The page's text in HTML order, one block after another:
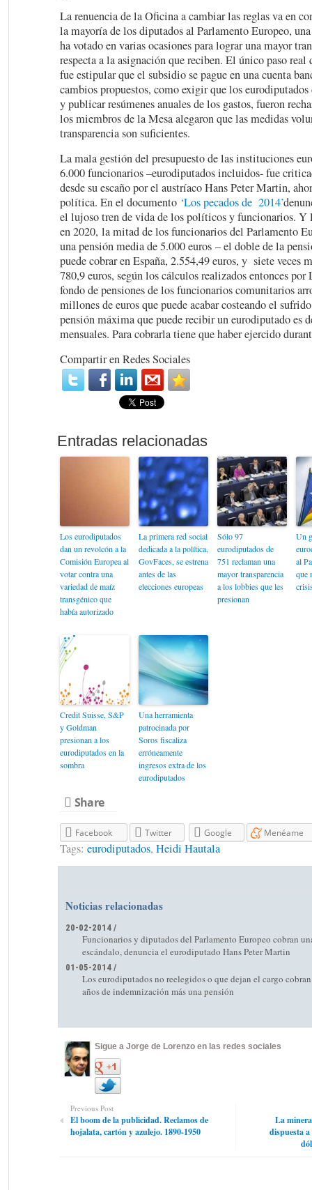
La renuencia de la Oficina a cambiar las reglas va en
la mayoría de los diputados al Parlamento Europeo,
ha votado en varias ocasiones para lograr una mayor
respecta a la asignación que reciben. El único paso
fue estipular que el subsidio se pague en una cuenta
cambios propuestos, como exigir que los eurodiputados
y publicar resúmenes anuales de los gastos, fueron
los miembros de la Mesa alegaron que las medidas
transparencia son suficientes.
La mala gestión del presupuesto de las instituciones
6.000 funcionarios –eurodiputados incluidos- fue
desde su escaño por el austríaco Hans Peter Martin,
política. En el documento ‘Los pecados de 2014’
el lujoso tren de vida de los políticos y funcionarios. Y
en 2020, la mitad de los funcionarios del Parlamento
una pensión media de 5.000 euros – el doble de la
puede cobrar en España, 2.554,49 euros, y siete veces
780,9 euros, según los cálculos realizados entonces
fondo de pensiones de los funcionarios comunitarios
millones de euros que puede acabar costeando el
pensión máxima que puede recibir un eurodiputado es
mensuales. Para cobrarla tiene que haber ejercido
Compartir en Redes Sociales
Los eurodiputados
dan un revolcón a la
Comisión Europea al
votar contra una
variedad de maíz
transgénico que
había autorizado
La primera red social
dedicada a la política,
GovFaces, se estrena
antes de las
elecciones europeas
Sólo 97
eurodiputados de
751 reclaman una
mayor transparencia
a los lobbies que les
presionan
Un
al
que
Credit Suisse, S&P
y Goldman
presionan a los
eurodiputados en la
sombra
Una herramienta
patrocinada por
Soros fiscaliza
erróneamente
ingresos extra de los
eurodiputados
Share
Facebook Twitter Google Menéame
Tags: eurodiputados, Heidi Hautala
Noticias relacionadas
20-02-2014 /
Funcionarios y diputados del Parlamento Europeo cobran
escándalo, denuncia el eurodiputado Hans Peter Martin
01-05-2014 /
Los eurodiputados no reelegidos o que dejan el cargo cobran
años de indemnización más una pensión
Sigue a Jorge de Lorenzo en las redes sociales
Previous Post
El boom de la publicidad. Reclamos de
hojalata, cartón y azulejo. 1890-1950
La
dispuesta